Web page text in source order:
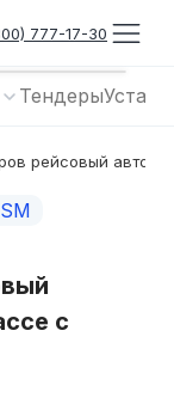
777-17-30
Тендеры
рейсовый
с